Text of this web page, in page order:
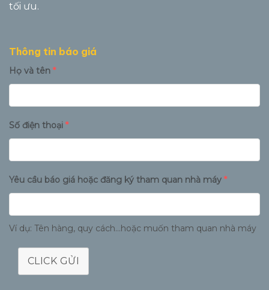
tối ưu.
Thông tin báo giá
Họ và tên *
Số điện thoại *
Yêu cầu báo giá hoặc đăng ký tham quan nhà máy *
Ví dụ: Tên hàng, quy cách...hoặc muốn tham quan nhà máy
CLICK GỬI